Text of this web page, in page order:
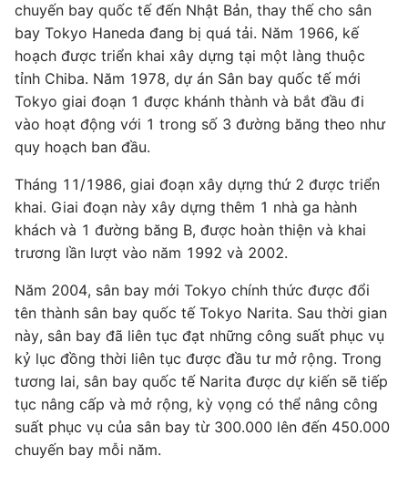
chuyến bay quốc tế đến Nhật Bản, thay thế cho sân
bay Tokyo Haneda đang bị quá tải. Năm 1966, kế
hoạch được triển khai xây dựng tại một làng thuộc
tỉnh Chiba. Năm 1978, dự án Sân bay quốc tế mới
Tokyo giai đoạn 1 được khánh thành và bắt đầu đi
vào hoạt động với 1 trong số 3 đường băng theo như
quy hoạch ban đầu.
Tháng 11/1986, giai đoạn xây dựng thứ 2 được triển
khai. Giai đoạn này xây dựng thêm 1 nhà ga hành
khách và 1 đường băng B, được hoàn thiện và khai
trương lần lượt vào năm 1992 và 2002.
Năm 2004, sân bay mới Tokyo chính thức được đổi
tên thành sân bay quốc tế Tokyo Narita. Sau thời gian
này, sân bay đã liên tục đạt những công suất phục vụ
kỷ lục đồng thời liên tục được đầu tư mở rộng. Trong
tương lai, sân bay quốc tế Narita được dự kiến sẽ tiếp
tục nâng cấp và mở rộng, kỳ vọng có thể nâng công
suất phục vụ của sân bay từ 300.000 lên đến 450.000
chuyến bay mỗi năm.